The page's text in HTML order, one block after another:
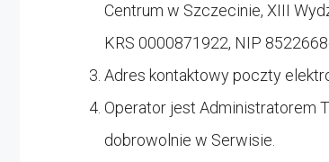
Centrum w Szczecinie, XIII
KRS 0000871922, NIP
Adres kontaktowy poczty
Operator jest Administratorem
dobrowolnie w Serwisie.